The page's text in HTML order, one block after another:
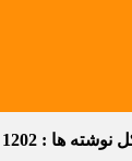
نوشته ها : 1202